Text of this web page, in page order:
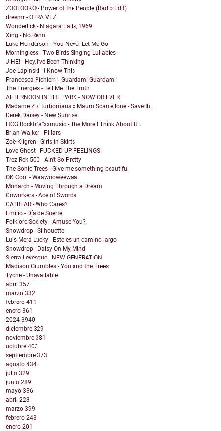
ZOOLOOK® - Power of the People (Radio Edit)
dreemr - OTRA VEZ
Wonderlick - Niagara Falls, 1969
Xing - No Reno
Luke Henderson - You Never Let Me Go
Morningless - Two Birds Singing Lullabies
J-HE! - Hey, I've Been Thinking
Joe Lapinski - I Know This
Francesca Pichierri - Guardami Guardami
The Energies - Tell Me The Truth
AFTERNOON IN THE PARK - NOW OR EVER
Madame Z x Turbomaus x Mauro Scarcellone - Save th...
Derek Daisey - New Sunrise
HCG Rocktr“ä“xxmusic - The More I Think About It…
Brian Walker - Pillars
Zoë Kilgren - Girls In Skirts
Love Ghost - FUCKED UP FEELINGS
Trez Rek 500 - Ain't So Pretty
The Sonic Trees - Give me something beautiful
OK Cool - Waawooweewaa
Monarch - Moving Through a Dream
Coworkers - Ace of Swords
CATBEAR - Who Cares?
Emilio - Día de Suerte
Folklore Society - Amuse You?
Snowdrop - Silhouette
Luis Mera Lucky - Este es un camino largo
Snowdrop - Daisy On My Mind
Sierra Levesque - NEW GENERATION
Madison Grumbles - You and the Trees
Tyche - Unavailable
abril 357
marzo 332
febrero 411
enero 361
2024 3940
diciembre 329
noviembre 381
octubre 403
septiembre 373
agosto 434
julio 329
junio 289
mayo 336
abril 223
marzo 399
febrero 243
enero 201